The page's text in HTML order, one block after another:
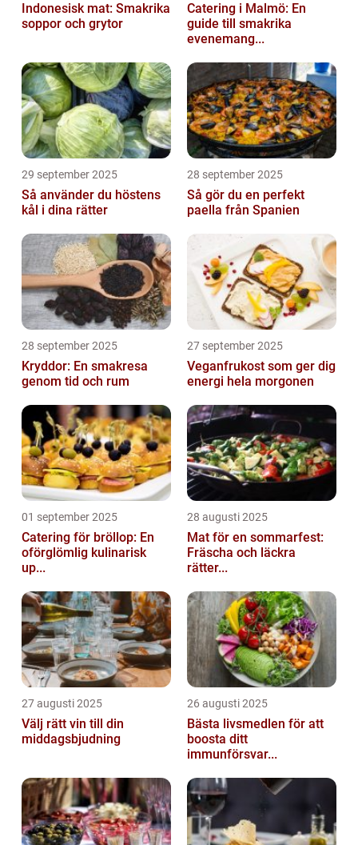
Indonesisk mat: Smakrika
soppor och grytor
Catering i Malmö: En
guide till smakrika
evenemang...
29 september 2025
Så använder du höstens
kål i dina rätter
28 september 2025
Så gör du en perfekt
paella från Spanien
28 september 2025
Kryddor: En smakresa
genom tid och rum
27 september 2025
Veganfrukost som ger dig
energi hela morgonen
01 september 2025
Catering för bröllop: En
oförglömlig kulinarisk
up...
28 augusti 2025
Mat för en sommarfest:
Fräscha och läckra
rätter...
27 augusti 2025
Välj rätt vin till din
middagsbjudning
26 augusti 2025
Bästa livsmedlen för att
boosta ditt
immunförsvar...